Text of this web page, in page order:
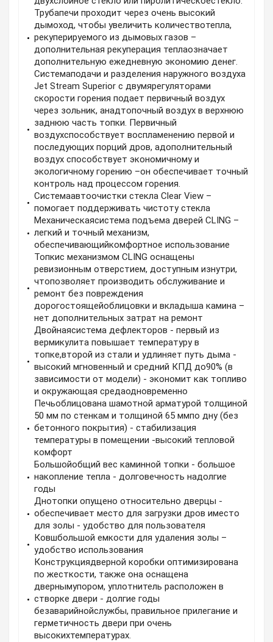
Трубапечи проходит через очень высокий
дымоход, чтобы увеличить количествотепла,
рекуперируемого из дымовых газов –
дополнительная рекуперация теплаозначает
дополнительную ежедневную экономию денег.
Системаподачи и разделения наружного воздуха
Jet Stream Superior с двумярегуляторами
скорости горения подает первичный воздух
через зольник, анадтопочный воздух в верхнюю
заднюю часть топки. Первичный
воздухспособствует воспламенению первой и
последующих порций дров, адополнительный
воздух способствует экономичному и
экологичному горению –он обеспечивает точный
контроль над процессом горения.
Системаавтоочистки стекла Clear View –
помогает поддерживать чистоту стекла
Механическаясистема подъема дверей CLING –
легкий и точный механизм,
обеспечивающийкомфортное использование
Топкис механизмом CLING оснащены
ревизионным отверстием, доступным изнутри,
чтопозволяет производить обслуживание и
ремонт без повреждения
дорогостоящейоблицовки и вкладыша камина –
нет дополнительных затрат на ремонт
Двойнаясистема дефлекторов - первый из
вермикулита повышает температуру в
топке,второй из стали и удлиняет путь дыма -
высокий мгновенный и средний КПД до90% (в
зависимости от модели) - экономит как топливо
и окружающая средаодновременно
Печьоблицована шамотной арматурой толщиной
50 мм по стенкам и толщиной 65 ммпо дну (без
бетонного покрытия) - стабилизация
температуры в помещении -высокий тепловой
комфорт
Большойобщий вес каминной топки - большое
накопление тепла - долговечность надолгие
годы
Днотопки опущено относительно дверцы -
обеспечивает место для загрузки дров иместо
для золы - удобство для пользователя
Ковшбольшой емкости для удаления золы –
удобство использования
Конструкциядверной коробки оптимизирована
по жесткости, также она оснащена
двернымупором, уплотнитель расположен в
створке двери - долгие годы
безаварийнойслужбы, правильное прилегание и
герметичность двери при очень
высокихтемпературах.